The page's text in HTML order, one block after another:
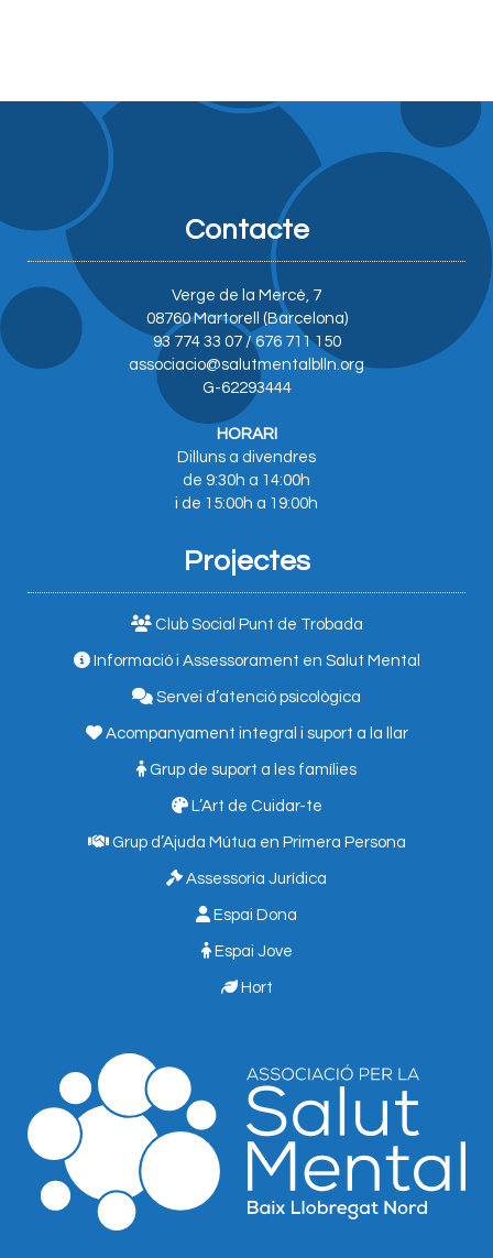
Contacte
Verge de la Mercè, 7
08760 Martorell (Barcelona)
93 774 33 07 / 676 711 150
associacio@salutmentalblln.org
G-62293444
HORARI
Dilluns a divendres
de 9:30h a 14:00h
i de 15:00h a 19:00h
Projectes
Club Social Punt de Trobada
Informació i Assessorament en Salut Mental
Servei d’atenció psicològica
Acompanyament integral i suport a la llar
Grup de suport a les famílies
L’Art de Cuidar-te
Grup d’Ajuda Mútua en Primera Persona
Assessoria Jurídica
Espai Dona
Espai Jove
Hort